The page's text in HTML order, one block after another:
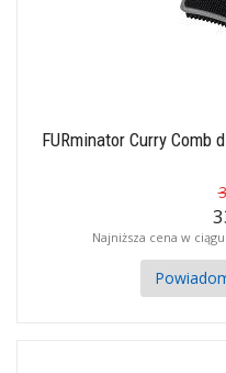
FURminator Curry
Najniższa cena w